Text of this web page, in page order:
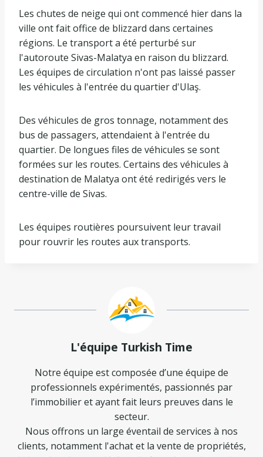
Les chutes de neige qui ont commencé hier dans la
ville ont fait office de blizzard dans certaines
régions. Le transport a été perturbé sur
l'autoroute Sivas-Malatya en raison du blizzard.
Les équipes de circulation n'ont pas laissé passer
les véhicules à l'entrée du quartier d'Ulaş.
Des véhicules de gros tonnage, notamment des
bus de passagers, attendaient à l'entrée du
quartier. De longues files de véhicules se sont
formées sur les routes. Certains des véhicules à
destination de Malatya ont été redirigés vers le
centre-ville de Sivas.
Les équipes routières poursuivent leur travail
pour rouvrir les routes aux transports.
L'équipe Turkish Time
Notre équipe est composée d’une équipe de
professionnels expérimentés, passionnés par
l’immobilier et ayant fait leurs preuves dans le
secteur.
Nous offrons un large éventail de services à nos
clients, notamment l'achat et la vente de propriétés,